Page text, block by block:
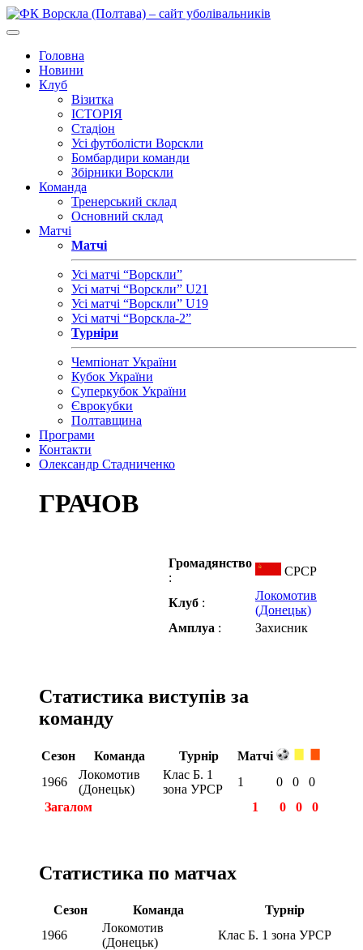
Головна
Новини
Клуб
Візитка
ІСТОРІЯ
Стадіон
Усі футболісти Ворскли
Бомбардири команди
Збірники Ворскли
Команда
Тренерський склад
Основний склад
Матчі
Матчі
Усі матчі “Ворскли”
Усі матчі “Ворскли” U21
Усі матчі “Ворскли” U19
Усі матчі “Ворскла-2”
Турніри
Чемпіонат України
Кубок України
Суперкубок України
Єврокубки
Полтавщина
Програми
Контакти
Олександр Стадниченко
ГРАЧОВ
Громадянство
:
СРСР
Клуб :
Локомотив
(Донецьк)
Амплуа : Захисник
Статистика виступів за
команду
Сезон Команда Турнір
Матчі
1966
Локомотив
(Донецьк)
Клас Б. 1
зона УРСР
1 0 0
0
Загалом
1 0 0 0
Статистика по матчах
Сезон Команда
Турнір
1966
Локомотив
(Донецьк)
Клас Б. 1 зона УРСР